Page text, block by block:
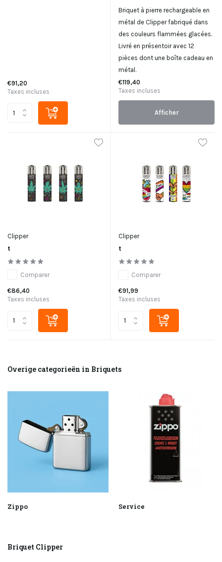
€91,20
Taxes incluses
Briquet à pierre rechargeable en
métal de Clipper fabriqué dans
des couleurs flammées glacées.
Livré en présentoir avec 12
pièces dont une boîte cadeau en
métal.
€119,40
Taxes incluses
Afficher
Clipper
t
Comparer
€86,40
Taxes incluses
Clipper
t
Comparer
€91,99
Taxes incluses
Overige categorieën in Briquets
Zippo Service
Briquet Clipper